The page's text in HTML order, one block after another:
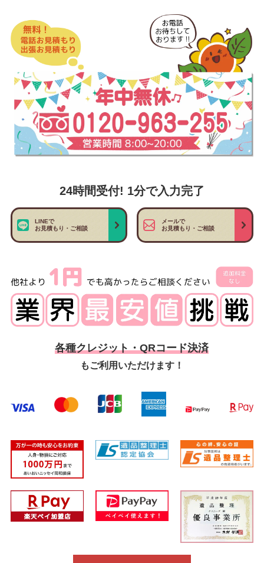
24時間受付! 1分で入力完了
LINEで
お見積もり・ご相談
メールで
お見積もり・ご相談
各種クレジット・QRコード決済
もご利用いただけます！